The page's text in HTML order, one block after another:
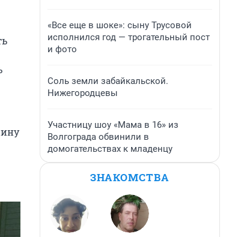
«Все еще в шоке»: сыну Трусовой
исполнился год — трогательный пост
и фото
Соль земли забайкальской.
Нижегородцевы
Участницу шоу «Мама в 16» из
Волгограда обвинили в
домогательствах к младенцу
ЗНАКОМСТВА